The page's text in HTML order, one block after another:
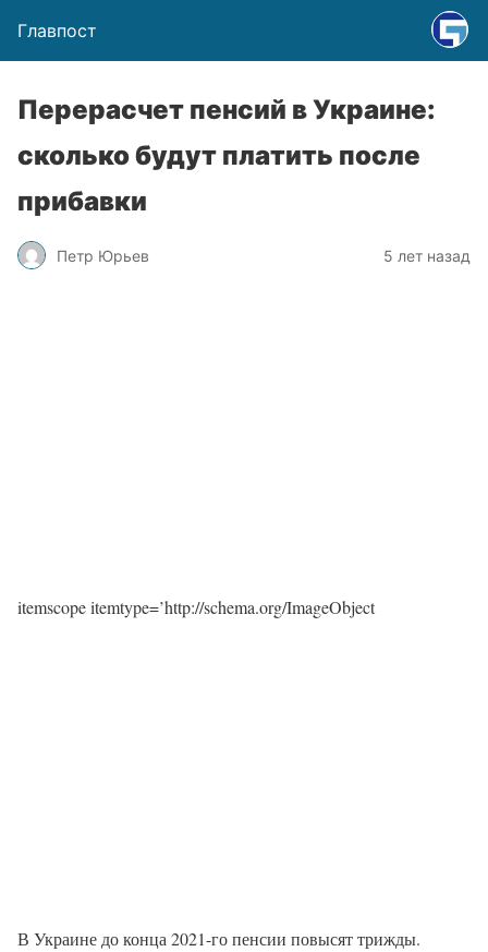
Главпост
Перерасчет пенсий в Украине:
сколько будут платить после
прибавки
Петр Юрьев 5 лет назад
itemscope itemtype=’http://schema.org/ImageObject
В Украине до конца 2021-го пенсии повысят трижды.